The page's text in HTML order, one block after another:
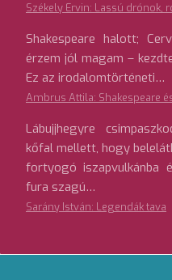
Székely Ervin: Lassú drónok,
Shakespeare halott;
érzem jól magam –
Ez az irodalomtörténeti…
Ambrus Attila: Shakespeare
Lábujjhegyre
kőfal mellett, hogy
fortyogó iszapvulkánba
fura szagú…
Sarány István: Legendák tava